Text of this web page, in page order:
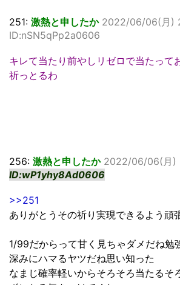
251: 激熱と申したか 2022/06/06(月)
ID:nSN5qPp2a0606
キレて当たり前やしリゼロで当たって
祈っとるわ
256: 激熱と申したか 2022/06/06(月)
ID:wP1yhy8Ad0606
>>251
ありがとうその祈り実現できるよう頑
1/99だからって甘く見ちゃダメだね勉
深みにハマるヤツだね思い知った
なまじ確率軽いからそろそろ当たるそ